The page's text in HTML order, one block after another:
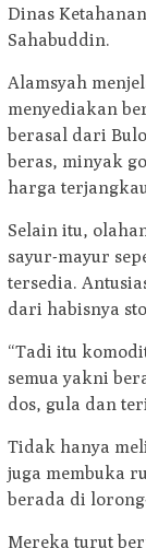
Dinas
Sahabuddin.
Alamsyah
menyediakan
berasal dari
beras, minyak
harga
Selain itu,
sayur-mayur
tersedia.
dari habisnya
“Tadi itu
semua yakni
dos, gula dan
Tidak hanya
juga membuka
berada di
Mereka turut